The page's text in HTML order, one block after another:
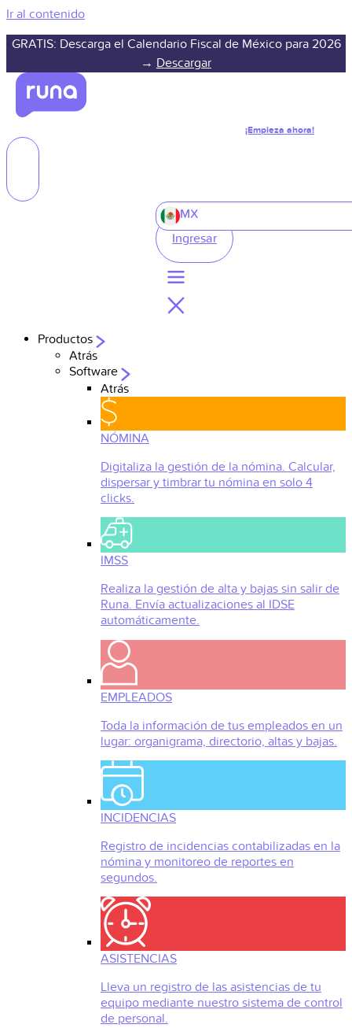
Ir al contenido
GRATIS: Descarga el Calendario Fiscal de México para 2026
→ Descargar
¡Empieza ahora!
MX
Ingresar
Productos
Atrás
Software
Atrás
NÓMINA
Digitaliza la gestión de la nómina. Calcular,
dispersar y timbrar tu nómina en solo 4
clicks.
IMSS
Realiza la gestión de alta y bajas sin salir de
Runa. Envía actualizaciones al IDSE
automáticamente.
EMPLEADOS
Toda la información de tus empleados en un
lugar: organigrama, directorio, altas y bajas.
INCIDENCIAS
Registro de incidencias contabilizadas en la
nómina y monitoreo de reportes en
segundos.
ASISTENCIAS
Lleva un registro de las asistencias de tu
equipo mediante nuestro sistema de control
de personal.